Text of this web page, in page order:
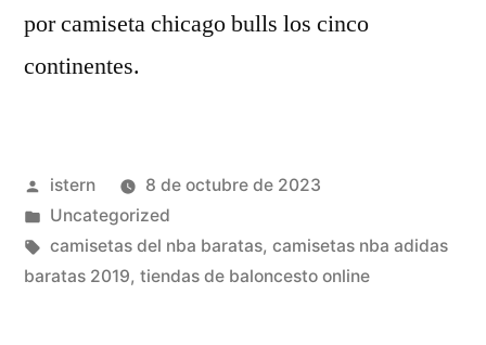
por camiseta chicago bulls los cinco
continentes.
Publicado
por
istern
8 de octubre de 2023
Publicado
en
Uncategorized
Etiquetas:
camisetas del nba baratas, camisetas nba adidas
baratas 2019, tiendas de baloncesto online